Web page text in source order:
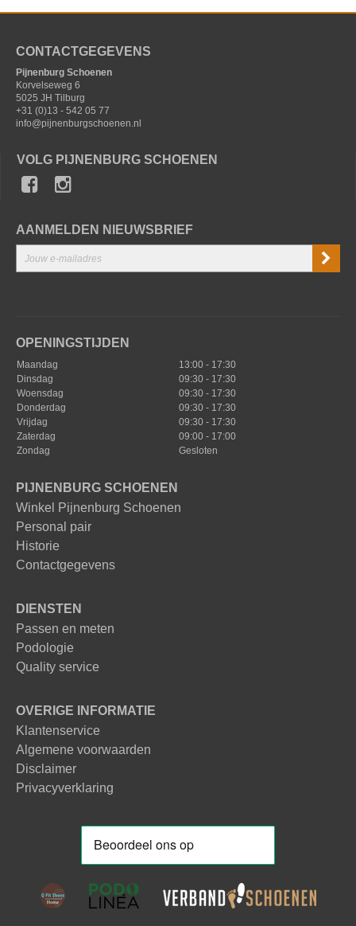
CONTACTGEGEVENS
Pijnenburg Schoenen
Korvelseweg 6
5025 JH Tilburg
+31 (0)13 - 542 05 77
info@pijnenburgschoenen.nl
VOLG PIJNENBURG SCHOENEN
AANMELDEN NIEUWSBRIEF
OPENINGSTIJDEN
Maandag
13:00 - 17:30
Dinsdag
09:30 - 17:30
Woensdag
09:30 - 17:30
Donderdag
09:30 - 17:30
Vrijdag
09:30 - 17:30
Zaterdag
09:00 - 17:00
Zondag
Gesloten
PIJNENBURG SCHOENEN
Winkel Pijnenburg Schoenen
Personal pair
Historie
Contactgegevens
DIENSTEN
Passen en meten
Podologie
Quality service
OVERIGE INFORMATIE
Klantenservice
Algemene voorwaarden
Disclaimer
Privacyverklaring